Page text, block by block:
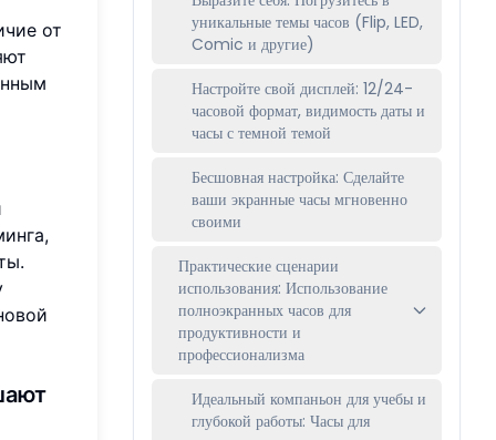
от
уникальные темы часов (Flip, LED,
Comic и другие)
Настройте свой дисплей: 12/24-
часовой формат, видимость даты и
часы с темной темой
Бесшовная настройка: Сделайте
ваши экранные часы мгновенно
своими
Практические сценарии
использования: Использование
полноэкранных часов для
продуктивности и
профессионализма
Идеальный компаньон для учебы и
глубокой работы: Часы для